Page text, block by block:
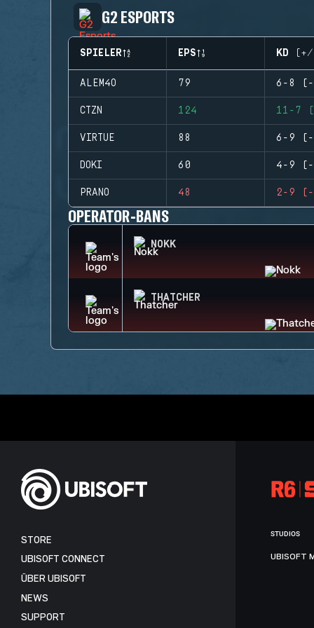
G2 ESPORTS
SPIELER EPS KD
ALEM4O 79 6-8
CTZN 124 11-7
VIRTUE 88 6-9
DOKI 60 4-9
PRANO 48 2-9
OPERATOR-BANS
NOKK
THATCHER
STORE
UBISOFT CONNECT
ÜBER UBISOFT
NEWS
SUPPORT
STUDIOS
UBISOFT